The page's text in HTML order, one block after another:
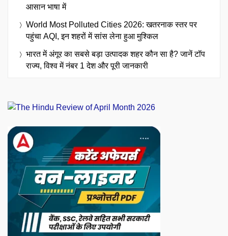
आसान भाषा में
World Most Polluted Cities 2026: खतरनाक स्तर पर
पहुंचा AQI, इन शहरों में सांस लेना हुआ मुश्किल
भारत में अंगूर का सबसे बड़ा उत्पादक शहर कौन सा है? जानें टॉप
राज्य, विश्व में नंबर 1 देश और पूरी जानकारी